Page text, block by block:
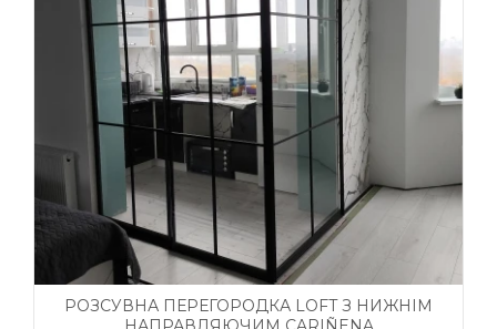
РОЗСУВНА ПЕРЕГОРОДКА LOFT З НИЖНІМ